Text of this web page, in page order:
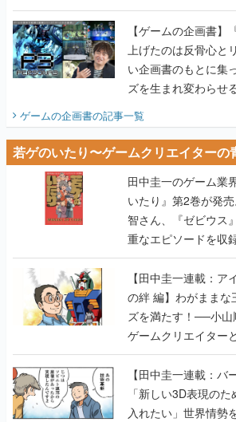
画書】
【ゲームの企画書】
上げたのは反骨心と
い企画書のもとに集
ズを生まれ変わらせ
ゲームの企画書の記事一覧
若ゲのいたり〜ゲームクリエイターの
田中圭一のゲーム業
いたり』第2巻が発
智さん、『ゼビウス
重なエピソードを収
【田中圭一連載：アイ
の絆 編】わがままな
ズを満たす！──小山
ゲームクリエイター
【若ゲのいたり最終
【田中圭一連載：バ
「新しい3D表現の
入れたい」世界情勢